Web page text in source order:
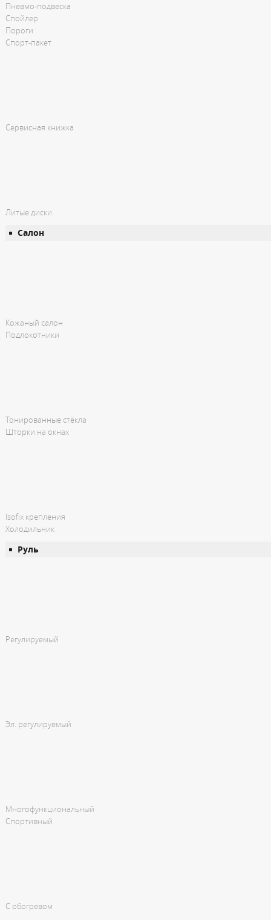
Пневмо-подвеска
Спойлер
Пороги
Спорт-пакет
Сервисная книжка
Литые диски
Салон
Кожаный салон
Подлокотники
Тонированные стёкла
Шторки на окнах
Isofix крепления
Холодильник
Руль
Регулируемый
Эл. регулируемый
Многофункциональный
Спортивный
С обогревом